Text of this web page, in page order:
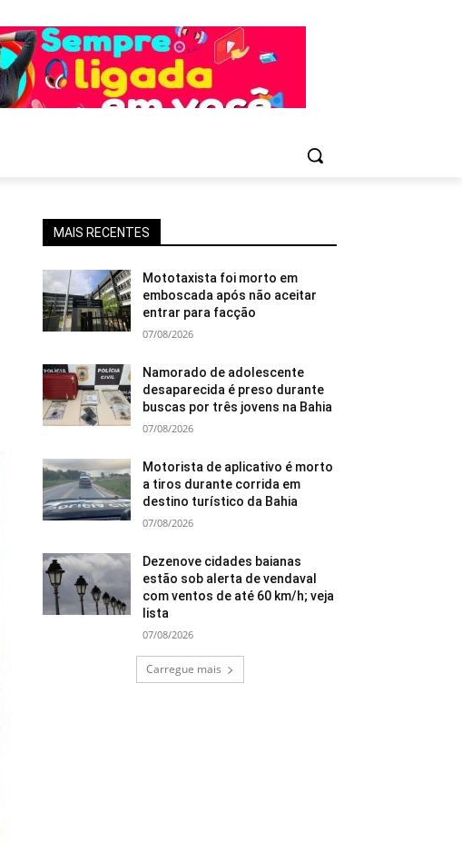
MAIS RECENTES
Mototaxista foi morto em
emboscada após não aceitar
entrar para facção
07/08/2026
Namorado de adolescente
desaparecida é preso durante
buscas por três jovens na Bahia
07/08/2026
Motorista de aplicativo é morto
a tiros durante corrida em
destino turístico da Bahia
07/08/2026
Dezenove cidades baianas
estão sob alerta de vendaval
com ventos de até 60 km/h; veja
lista
07/08/2026
Carregue mais